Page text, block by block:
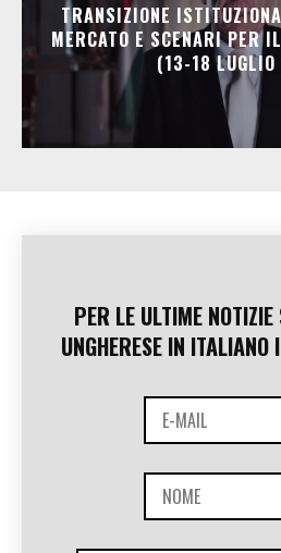
TRANSIZIONE
MERCATO E SCENARI PER
(13-18
PER LE ULTIME
UNGHERESE IN